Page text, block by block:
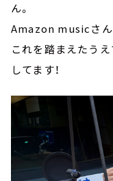
ん。
Amazon musicさん
これを踏まえたう
してます！